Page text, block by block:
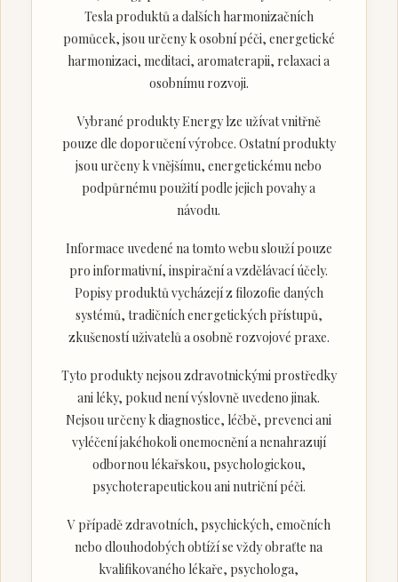
Tesla produktů a dalších harmonizačních
pomůcek, jsou určeny k osobní péči, energetické
harmonizaci, meditaci, aromaterapii, relaxaci a
osobnímu rozvoji.
Vybrané produkty Energy lze užívat vnitřně
pouze dle doporučení výrobce. Ostatní produkty
jsou určeny k vnějšímu, energetickému nebo
podpůrnému použití podle jejich povahy a
návodu.
Informace uvedené na tomto webu slouží pouze
pro informativní, inspirační a vzdělávací účely.
Popisy produktů vycházejí z filozofie daných
systémů, tradičních energetických přístupů,
zkušeností uživatelů a osobně rozvojové praxe.
Tyto produkty nejsou zdravotnickými prostředky
ani léky, pokud není výslovně uvedeno jinak.
Nejsou určeny k diagnostice, léčbě, prevenci ani
vyléčení jakéhokoli onemocnění a nenahrazují
odbornou lékařskou, psychologickou,
psychoterapeutickou ani nutriční péči.
V případě zdravotních, psychických, emočních
nebo dlouhodobých obtíží se vždy obraťte na
kvalifikovaného lékaře, psychologa,